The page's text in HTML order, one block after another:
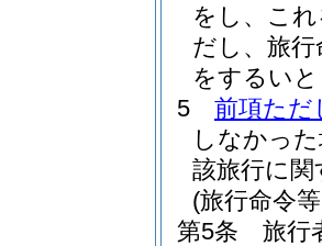
をし、こ
だし、旅
をするい
5
前項ただ
しなかっ
該旅行に
(旅行命令
第5条
旅行